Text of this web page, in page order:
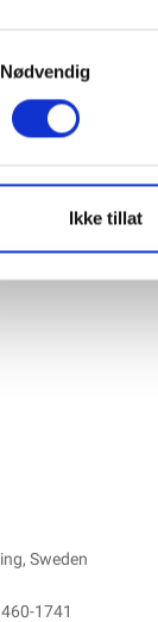
Nødvendig
Ikke tillat
12V 28AH
serien, men
Sweden
1741